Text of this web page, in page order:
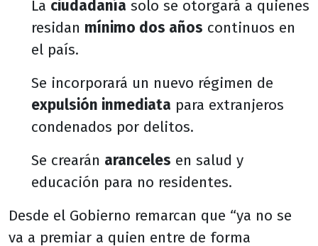
La ciudadanía solo se otorgará a quienes
residan mínimo dos años continuos en
el país.
Se incorporará un nuevo régimen de
expulsión inmediata para extranjeros
condenados por delitos.
Se crearán aranceles en salud y
educación para no residentes.
Desde el Gobierno remarcan que “ya no se
va a premiar a quien entre de forma